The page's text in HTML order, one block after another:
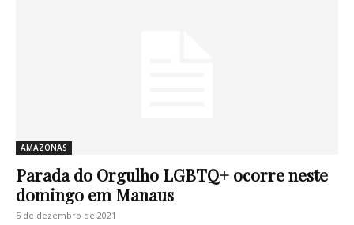
AMAZONAS
Parada do Orgulho LGBTQ+ ocorre neste
domingo em Manaus
5 de dezembro de 2021